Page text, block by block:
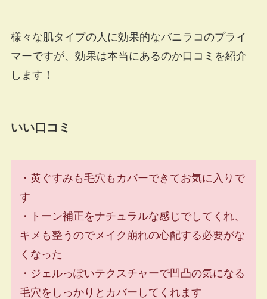
様々な肌タイプの人に効果的なバニラコのプライ
マーですが、効果は本当にあるのか口コミを紹介
します！
いい口コミ
・黄ぐすみも毛穴もカバーできてお気に入りで
す
・トーン補正をナチュラルな感じでしてくれ、
キメも整うのでメイク崩れの心配する必要がな
くなった
・ジェルっぽいテクスチャーで凹凸の気になる
毛穴をしっかりとカバーしてくれます